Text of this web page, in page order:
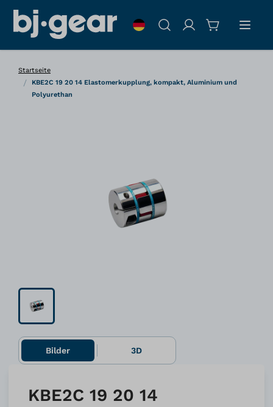
Suche
Startseite
/
KBE2C 19 20 14 Elastomerkupplung, kompakt, Aluminium und
Polyurethan
Bilder 3D
KBE2C 19 20 14